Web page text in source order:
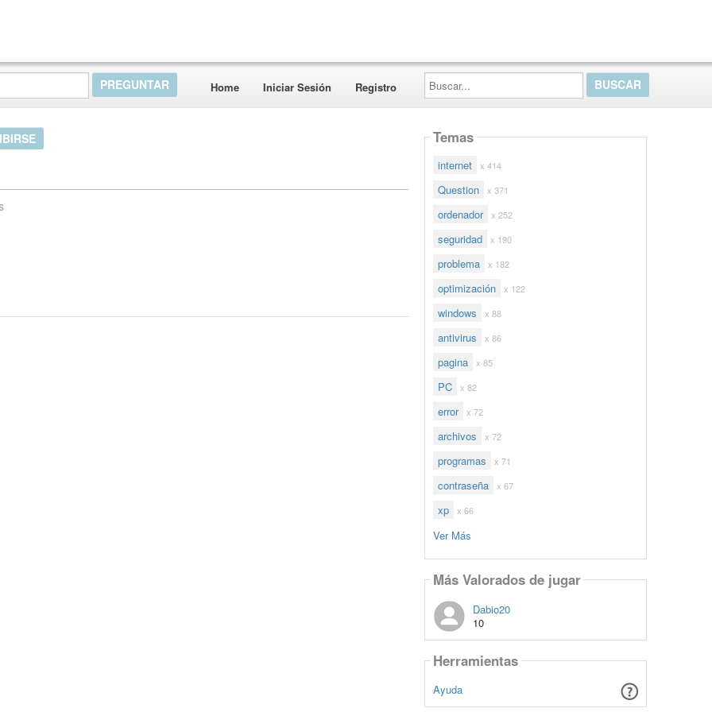
Home Iniciar Sesión Registro
Buscar...
Temas
internet x 414
Question x 371
ordenador x 252
seguridad x 190
problema x 182
optimización x 122
windows x 88
antivirus x 86
pagina x 85
PC x 82
error x 72
archivos x 72
programas x 71
contraseña x 67
xp x 66
Ver Más
Más Valorados de jugar
Dabio20
10
Herramientas
Ayuda